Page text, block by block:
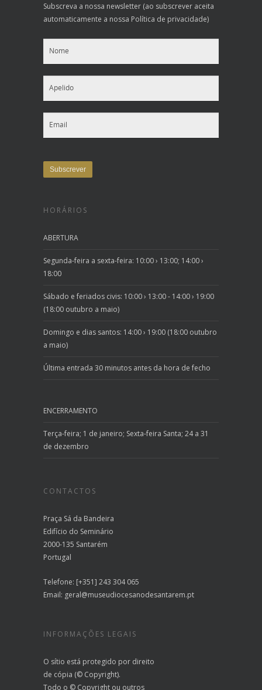
Subscreva a nossa newsletter (ao subscrever aceita
automaticamente a nossa Política de privacidade)
HORÁRIOS
ABERTURA
Segunda-feira a sexta-feira: 10:00 › 13:00; 14:00 ›
18:00
Sábado e feriados civis: 10:00 › 13:00 - 14:00 › 19:00
(18:00 outubro a maio)
Domingo e dias santos: 14:00 › 19:00 (18:00 outubro
a maio)
Última entrada 30 minutos antes da hora de fecho
ENCERRAMENTO
Terça-feira; 1 de janeiro; Sexta-feira Santa; 24 a 31
de dezembro
CONTACTOS
Praça Sá da Bandeira
Edifício do Seminário
2000-135 Santarém
Portugal
Telefone: [+351] 243 304 065
Email: geral@museudiocesanodesantarem.pt
INFORMAÇÕES LEGAIS
O sítio está protegido por direito
de cópia (© Copyright).
Todo o © Copyright ou outros